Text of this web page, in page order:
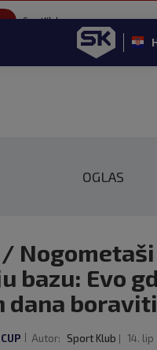
SportKlub
GET - On the Google Play
OGLAS
/
bazu: Evo
dana
Autor: Sport Klub 14.